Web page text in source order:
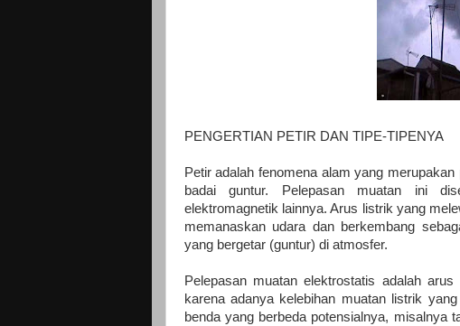
PENGERTIAN PETIR DAN TIPE-TIPENYA
Petir adalah fenomena alam yang
badai guntur. Pelepasan muatan ini
elektromagnetik lainnya. Arus listrik yang
memanaskan udara dan berkembang
yang bergetar (guntur) di atmosfer.
Pelepasan muatan elektrostatis adalah
karena adanya kelebihan muatan listrik
benda yang berbeda potensialnya, misalnya